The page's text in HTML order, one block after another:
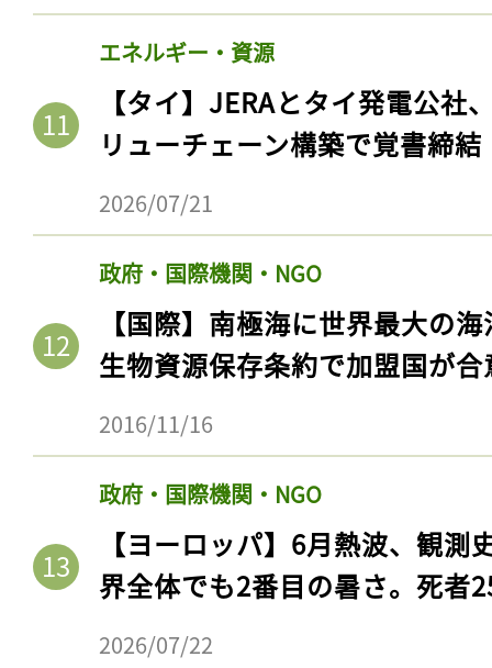
エネルギー・資源
【タイ】JERAとタイ発電公社
リューチェーン構築で覚書締結
2026/07/21
政府・国際機関・NGO
【国際】南極海に世界最大の
生物資源保存条約で加盟国が合
2016/11/16
政府・国際機関・NGO
【ヨーロッパ】6月熱波、観
界全体でも2番目の暑さ。死者
2026/07/22